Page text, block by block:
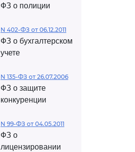
ФЗ о полиции
N 402-ФЗ от 06.12.2011
ФЗ о бухгалтерском
учете
N 135-ФЗ от 26.07.2006
ФЗ о защите
конкуренции
N 99-ФЗ от 04.05.2011
ФЗ о
лицензировании